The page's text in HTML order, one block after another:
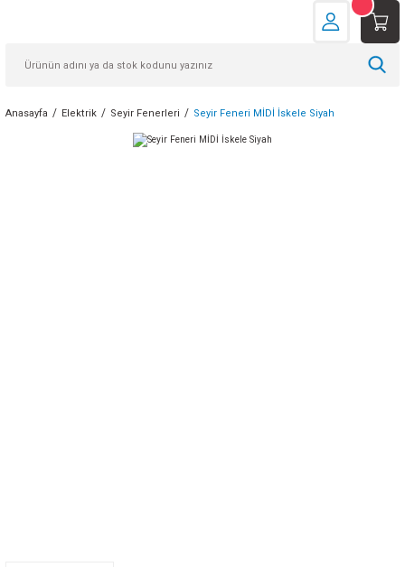
Anasayfa Elektrik Seyir Fenerleri Seyir Feneri MİDİ İskele Siyah